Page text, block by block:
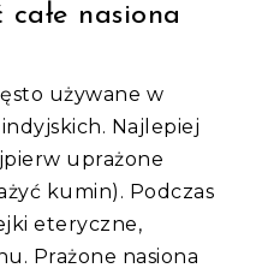
nasiona
używane w
Najlepiej
uprażone
kumin). Podczas
eteryczne,
Prażone nasiona